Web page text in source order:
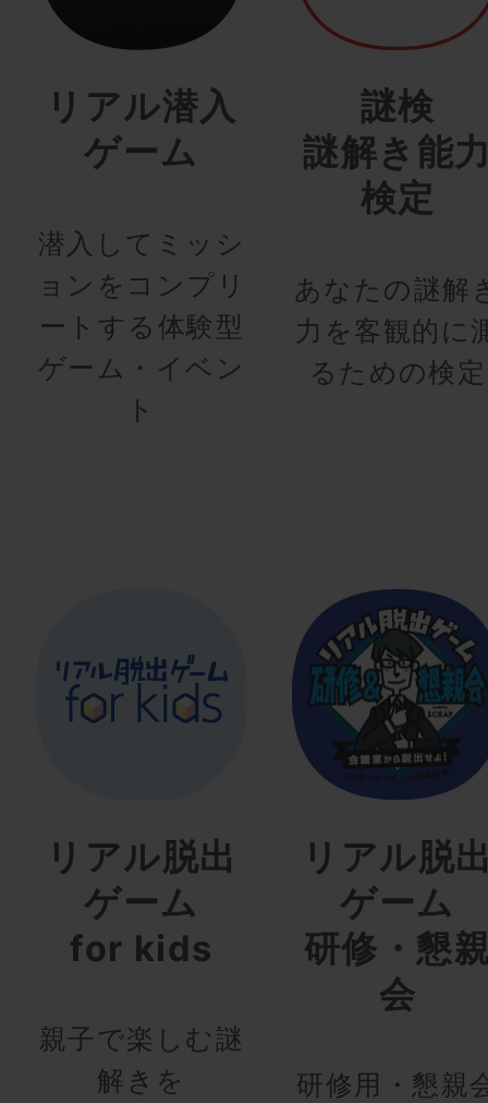
リアル潜入
ゲーム
潜入してミッシ
ョンをコンプリ
ートする体験型
ゲーム・イベン
ト
謎検
謎解き能
検定
あなたの謎解
力を客観的に
るための検定
リアル脱出
ゲーム
for kids
親子で楽しむ謎
解きを
リアル脱
ゲーム
研修・懇
会
研修用・懇親